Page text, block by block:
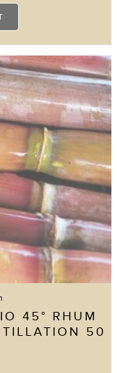
Ce
a
plusieurs
variations.
Les
options
peuvent
être
choisies
sur
la
page
du
produit
45° RHUM
50